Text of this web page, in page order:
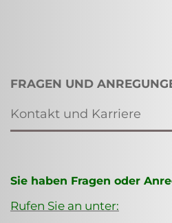
FRAGEN UND
Kontakt und Karriere
Sie haben Fragen oder
Rufen Sie an unter: